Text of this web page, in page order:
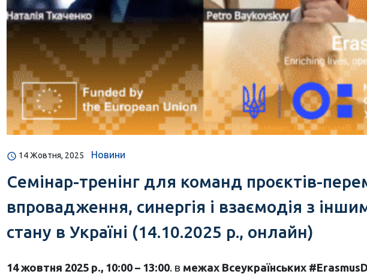
14 Жовтня, 2025 Новини
Семінар-тренінг для команд проєктів-
впровадження, синергія і взаємодія з
стану в Україні (14.10.2025 р., онлайн)
14 жовтня 2025 р., 10:00 – 13:00. в межах Всеукраїнських